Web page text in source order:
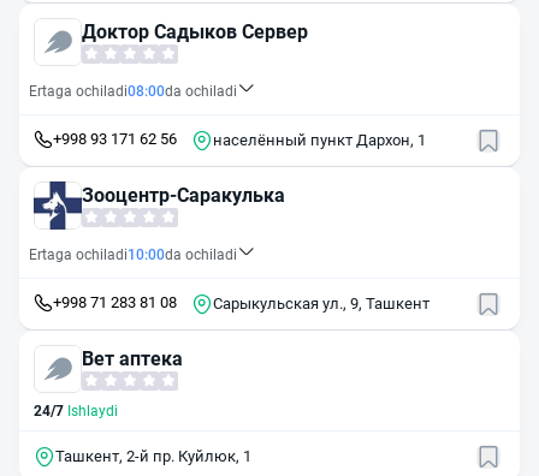
Доктор Садыков Сервер
Ertaga ochiladi08:00da ochiladi
+998 93 171 62 56 населённый пункт Дархон, 1
Зооцентр-Саракулька
Ertaga ochiladi10:00da ochiladi
+998 71 283 81 08 Сарыкульская ул., 9, Ташкент
Вет аптека
24/7 Ishlaydi
Ташкент, 2-й пр. Куйлюк, 1